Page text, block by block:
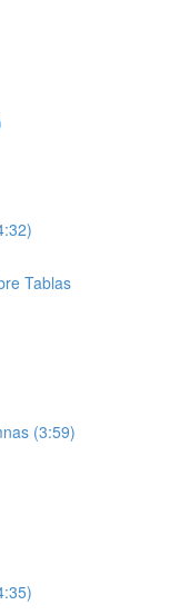
Tablas
(3:59)